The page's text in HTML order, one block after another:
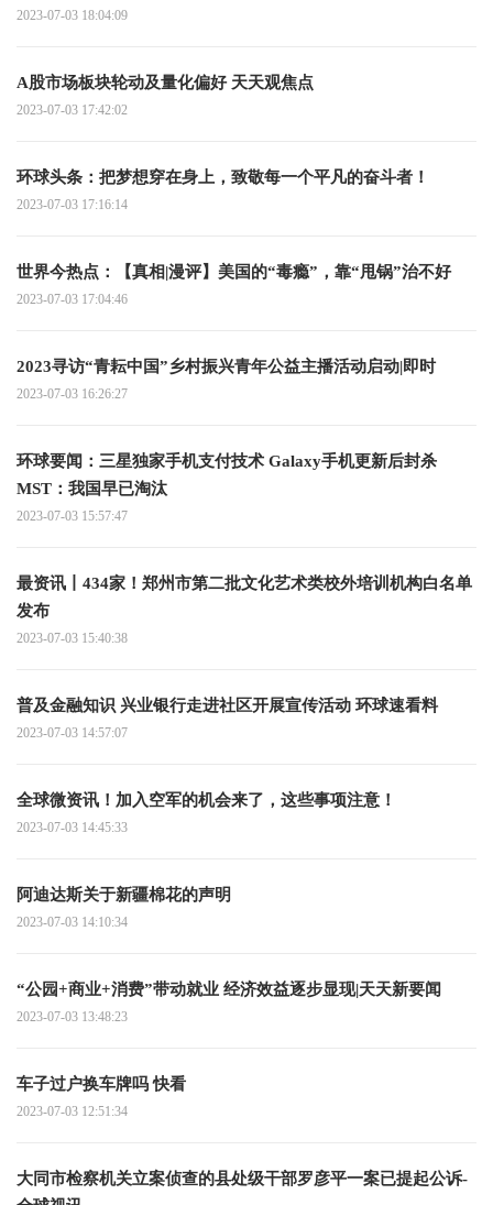
2023-07-03 18:04:09
A股市场板块轮动及量化偏好 天天观焦点
2023-07-03 17:42:02
环球头条：把梦想穿在身上，致敬每一个平凡的奋斗者！
2023-07-03 17:16:14
世界今热点：【真相|漫评】美国的“毒瘾”，靠“甩锅”治不好
2023-07-03 17:04:46
2023寻访“青耘中国”乡村振兴青年公益主播活动启动|即时
2023-07-03 16:26:27
环球要闻：三星独家手机支付技术 Galaxy手机更新后封杀
MST：我国早已淘汰
2023-07-03 15:57:47
最资讯丨434家！郑州市第二批文化艺术类校外培训机构白名单
发布
2023-07-03 15:40:38
普及金融知识 兴业银行走进社区开展宣传活动 环球速看料
2023-07-03 14:57:07
全球微资讯！加入空军的机会来了，这些事项注意！
2023-07-03 14:45:33
阿迪达斯关于新疆棉花的声明
2023-07-03 14:10:34
“公园+商业+消费”带动就业 经济效益逐步显现|天天新要闻
2023-07-03 13:48:23
车子过户换车牌吗 快看
2023-07-03 12:51:34
大同市检察机关立案侦查的县处级干部罗彦平一案已提起公诉-